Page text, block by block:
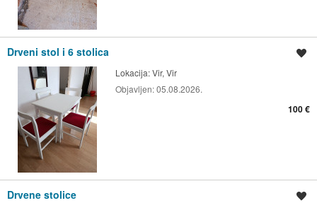
Drveni stol i 6 stolica
Lokacija:Vir, Vir
Objavljen:05.08.2026.
100 €
Drvene stolice